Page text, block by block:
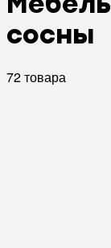
сосны
72 товара